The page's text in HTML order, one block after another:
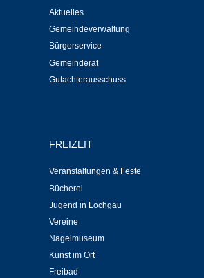
Aktuelles
Gemeindeverwaltung
Bürgerservice
Gemeinderat
Gutachterausschuss
FREIZEIT
Veranstaltungen & Feste
Bücherei
Jugend in Löchgau
Vereine
Nagelmuseum
Kunst im Ort
Freibad